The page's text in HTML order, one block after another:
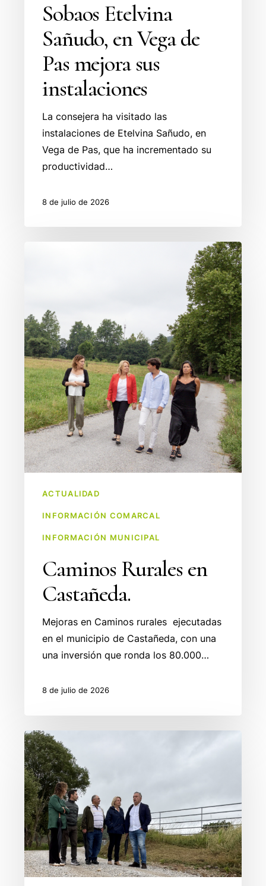
Sobaos Etelvina
Sañudo, en Vega de
Pas mejora sus
instalaciones
La consejera ha visitado las
instalaciones de Etelvina Sañudo, en
Vega de Pas, que ha incrementado su
productividad…
8 de julio de 2026
ACTUALIDAD
INFORMACIÓN COMARCAL
INFORMACIÓN MUNICIPAL
Caminos Rurales en
Castañeda.
Mejoras en Caminos rurales ejecutadas
en el municipio de Castañeda, con una
una inversión que ronda los 80.000…
8 de julio de 2026
Mejora
de
Caminos
en
Liérganes